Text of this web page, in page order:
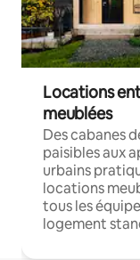
Locations
meublées
Des cabanes
paisibles aux
urbains
locations
tous les
logement